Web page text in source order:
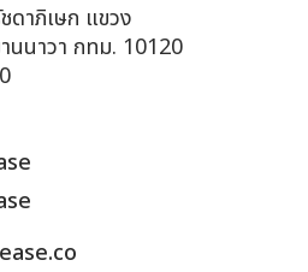
าภิเษก แขวง
นนาวา กทม. 10120